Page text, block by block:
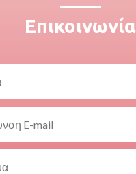
Επικοινωνία